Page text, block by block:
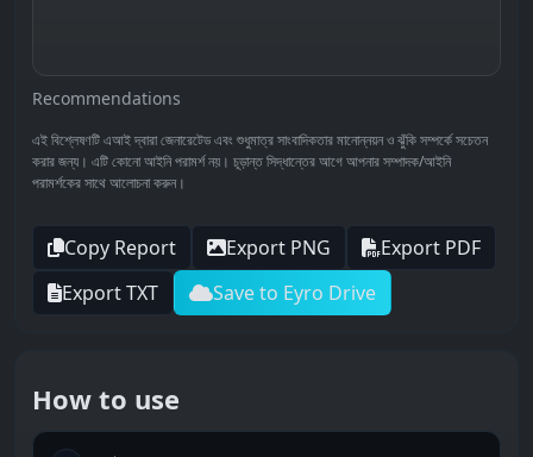
Recommendations
এই বিশ্লেষণটি এআই দ্বারা জেনারেটেড এবং শুধুমাত্র সাংবাদিকতার মানোন্নয়ন ও ঝুঁকি সম্পর্কে সচেতন
করার জন্য। এটি কোনো আইনি পরামর্শ নয়। চূড়ান্ত সিদ্ধান্তের আগে আপনার সম্পাদক/আইনি
পরামর্শকের সাথে আলোচনা করুন।
Copy Report Export PNG
Export PDF
Export TXT
Save to Eyro Drive
How to use